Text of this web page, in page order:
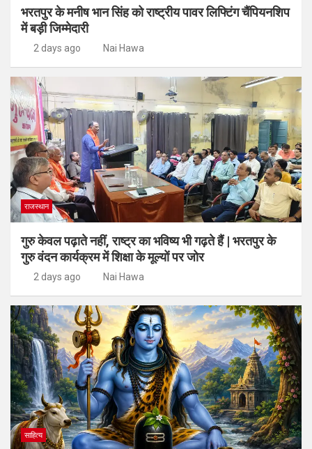
भरतपुर के मनीष भान सिंह को राष्ट्रीय पावर लिफ्टिंग चैंपियनशिप
में बड़ी जिम्मेदारी
2 days ago Nai Hawa
राजस्थान
गुरु केवल पढ़ाते नहीं, राष्ट्र का भविष्य भी गढ़ते हैं | भरतपुर के
गुरु वंदन कार्यक्रम में शिक्षा के मूल्यों पर जोर
2 days ago Nai Hawa
साहित्य